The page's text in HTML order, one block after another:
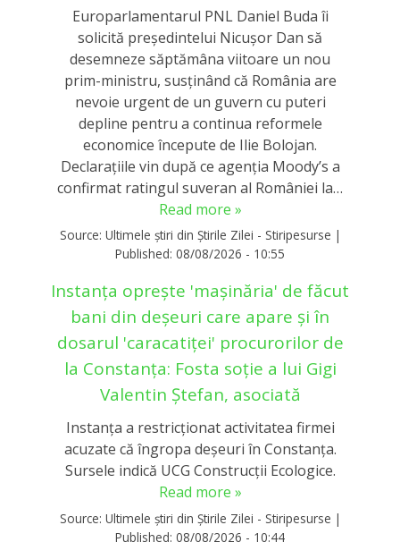
Europarlamentarul PNL Daniel Buda îi
solicită președintelui Nicușor Dan să
desemneze săptămâna viitoare un nou
prim-ministru, susținând că România are
nevoie urgent de un guvern cu puteri
depline pentru a continua reformele
economice începute de Ilie Bolojan.
Declarațiile vin după ce agenția Moody’s a
confirmat ratingul suveran al României la…
Read more »
Source: Ultimele știri din Știrile Zilei - Stiripesurse |
Published: 08/08/2026 - 10:55
Instanța oprește 'mașinăria' de făcut
bani din deșeuri care apare și în
dosarul 'caracatiței' procurorilor de
la Constanța: Fosta soție a lui Gigi
Valentin Ștefan, asociată
Instanța a restricționat activitatea firmei
acuzate că îngropa deșeuri în Constanța.
Sursele indică UCG Construcții Ecologice.
Read more »
Source: Ultimele știri din Știrile Zilei - Stiripesurse |
Published: 08/08/2026 - 10:44